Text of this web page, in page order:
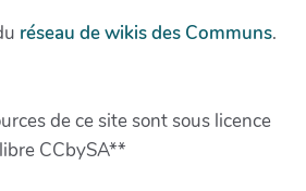
réseau de wikis des Communs.
de ce site sont sous licence
libre CCbySA**